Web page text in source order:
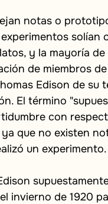
notas o
y la mayoría
de miembros
Edison de su
El término
con
que no existen
un experimento.
invierno de 1920